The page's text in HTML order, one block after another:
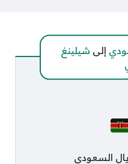
إلى شيلينغ
السعودي